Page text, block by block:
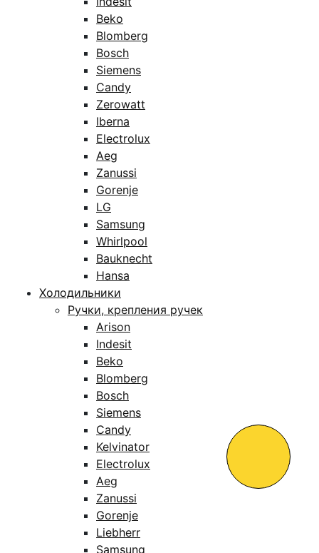
Beko
Blomberg
Bosch
Siemens
Candy
Zerowatt
Iberna
Electrolux
Aeg
Zanussi
Gorenje
LG
Samsung
Whirlpool
Bauknecht
Hansa
Холодильники
Ручки, крепления ручек
Arison
Indesit
Beko
Blomberg
Bosch
Siemens
Candy
Kelvinator
Electrolux
Aeg
Zanussi
Gorenje
Liebherr
Samsung